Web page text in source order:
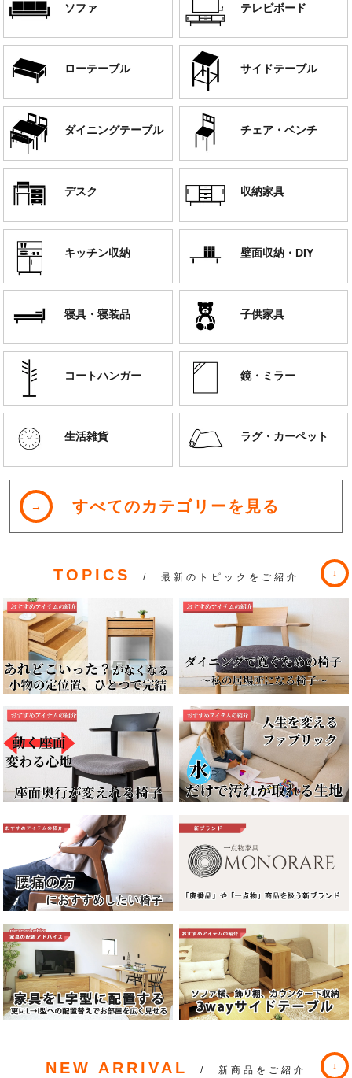
ソファ テレビボード
ローテーブル サイドテーブル
ダイニングテーブル チェア・ベンチ
デスク 収納家具
キッチン収納 壁面収納・DIY
寝具・寝装品 子供家具
コートハンガー 鏡・ミラー
生活雑貨 ラグ・カーペット
すべてのカテゴリーを見る
TOPICS / 最新のトピックをご紹介
NEW ARRIVAL / 新商品をご紹介